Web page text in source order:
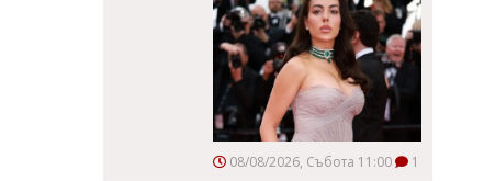
08/08/2026, Събота 11:00 1